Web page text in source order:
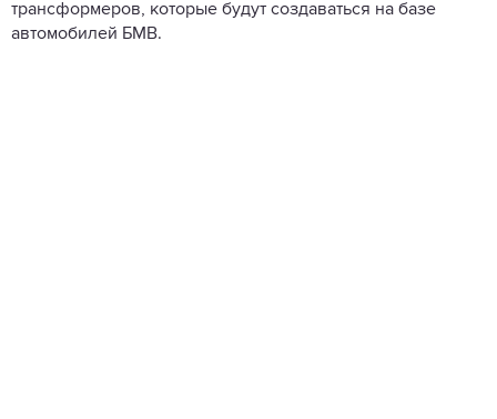
трансформеров, которые будут создаваться на базе
автомобилей БМВ.